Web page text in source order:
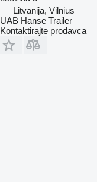
Litvanija, Vilnius
UAB Hanse Trailer
Kontaktirajte prodavca